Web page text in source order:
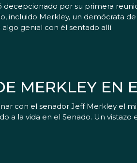
por su primera
incluido Merkley, un demócrata
genial con él sentado allí
MERKLEY EN
con el senador Jeff Merkley el
la vida en el Senado. Un vistazo